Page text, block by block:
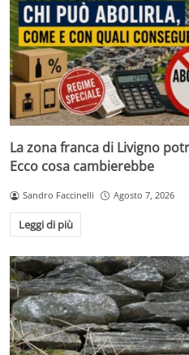
La zona franca di Livigno
Ecco cosa cambierebbe
Sandro Faccinelli Agosto 7, 2026
Leggi di più